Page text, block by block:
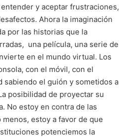
y aceptar frustraciones,
Ahora la imaginación
por las historias que la
una película, una serie de
en el mundo virtual. Los
con el móvil, con el
sabiendo el guión y sometidos a
posibilidad de proyectar su
No estoy en contra de las
estoy a favor de que
potenciemos la